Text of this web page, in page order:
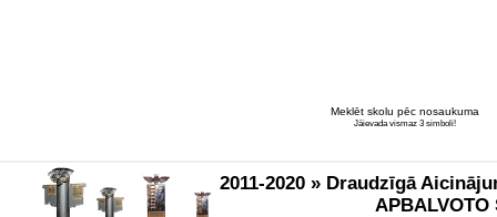
Meklēt skolu pēc nosaukuma
Jāievada vismaz 3 simboli!
2011-2020 » Draudzīgā
APBALVOTO